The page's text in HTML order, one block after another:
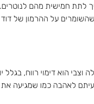
ואומר שמצבו יותר טוב ממצבו של שלמה. לשלמה יש 1000 כרמים
על ההרמון של דוד
הוא דימוי רווח, בגלל
לאהבה כמו שמגיעה את